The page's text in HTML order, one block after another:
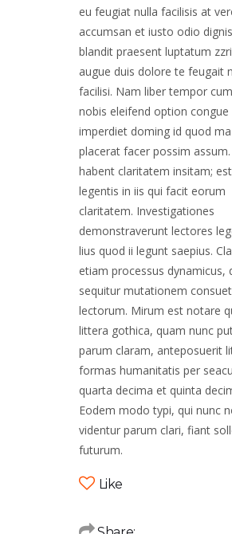
eu feugiat nulla facilisis at
accumsan et iusto odio
blandit praesent luptatum
augue duis dolore te feugait
facilisi. Nam liber tempor
nobis eleifend option congue
imperdiet doming id quod
placerat facer possim
habent claritatem insitam;
legentis in iis qui facit eorum
claritatem. Investigationes
demonstraverunt lectores
lius quod ii legunt saepius.
etiam processus dynamicus,
sequitur mutationem
lectorum. Mirum est notare
littera gothica, quam nunc
parum claram, anteposuerit
formas humanitatis per
quarta decima et quinta
Eodem modo typi, qui nunc
videntur parum clari, fiant
futurum.
Like